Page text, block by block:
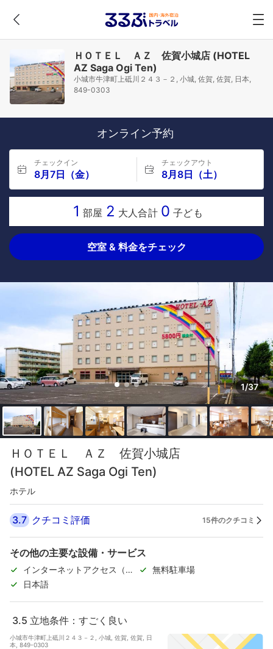
ＨＯＴＥＬ ＡＺ 佐賀小城店 (HOTEL
AZ Saga Ogi Ten)
小城市牛津町上砥川２４３－２, 小城, 佐賀, 佐賀, 日本,
849-0303
オンライン予約
チェックイン
8月7日（金）
チェックアウト
8月8日（土）
1 部屋 2 大人合計 0 子ども
空室 & 料金をチェック
1/37
ＨＯＴＥＬ ＡＺ 佐賀小城店
(HOTEL AZ Saga Ogi Ten)
ホテル
3.7 クチコミ評価 15件のクチコミ
その他の主要な設備・サービス
インターネットアクセス（無
料）
無料駐車場
日本語
3.5 立地条件：すごく良い
小城市牛津町上砥川２４３－２, 小城, 佐賀, 佐賀, 日
本, 849-0303